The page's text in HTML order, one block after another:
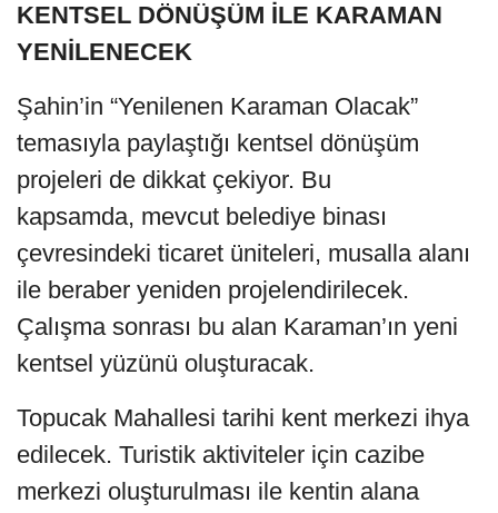
KENTSEL DÖNÜŞÜM İLE KARAMAN
YENİLENECEK
Şahin’in “Yenilenen Karaman Olacak”
temasıyla paylaştığı kentsel dönüşüm
projeleri de dikkat çekiyor. Bu
kapsamda, mevcut belediye binası
çevresindeki ticaret üniteleri, musalla alanı
ile beraber yeniden projelendirilecek.
Çalışma sonrası bu alan Karaman’ın yeni
kentsel yüzünü oluşturacak.
Topucak Mahallesi tarihi kent merkezi ihya
edilecek. Turistik aktiviteler için cazibe
merkezi oluşturulması ile kentin alana